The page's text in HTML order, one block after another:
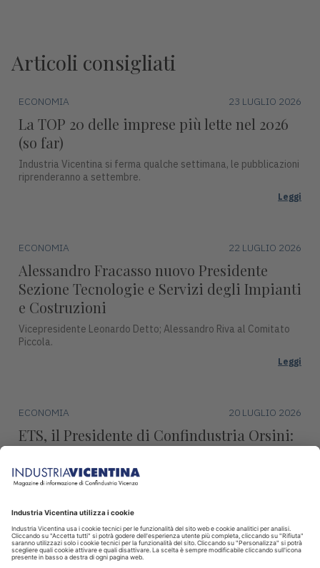
Articoli consigliati
ECONOMIA 23 LUGLIO 2026
La TOP 20 delle imprese più lette nel 2026
(so far)
Industria Vicentina si ferma qualche settimana, le pubblicazioni
riprenderanno a settembre.
Leggi
ECONOMIA 22 LUGLIO 2026
Alessandro Fracasso nuovo Presidente
Sezione Tecnologie e Servizi degli Impianti
e Costruzioni
Vicepresidente Leonardo Detto; Alessandro Riva al Comitato
Piccola.
Leggi
ECONOMIA 20 LUGLIO 2026
ETS, il Presidente di Confindustria Orsini:
europea"
l’occupazione e la sovranità europea.
Leggi